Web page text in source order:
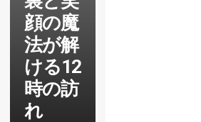
顔の魔
法が解
ける12
時の訪
れ